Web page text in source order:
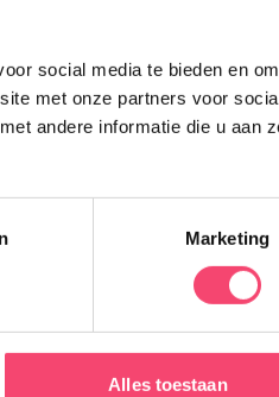
social media te bieden en
met onze partners voor
andere informatie die u aan
Marketing
Alles toestaan
Klaar voor actie? In
extra veel stoere
Nationaal Militair
de stormbaan? Rijd
quad en meer!